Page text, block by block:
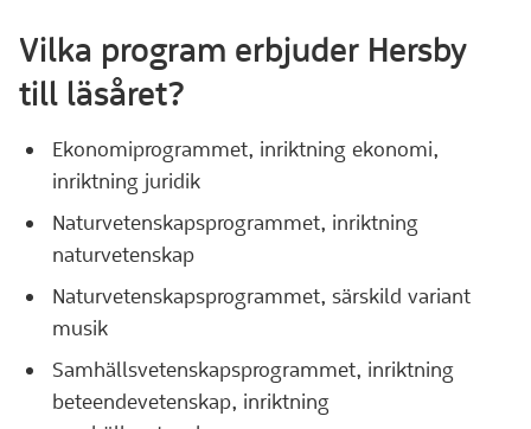
Vilka program erbjuder Hersby
till läsåret?
Ekonomiprogrammet, inriktning ekonomi,
inriktning juridik
Naturvetenskapsprogrammet, inriktning
naturvetenskap
Naturvetenskapsprogrammet, särskild variant
musik
Samhällsvetenskapsprogrammet, inriktning
beteendevetenskap, inriktning